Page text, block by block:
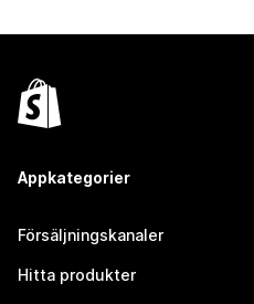
Appkategorier
Försäljningskanaler
Hitta produkter